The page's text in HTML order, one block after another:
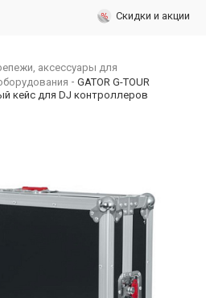
Скидки и акции
аксессуары для
GATOR G-TOUR
кейс для DJ контроллеров